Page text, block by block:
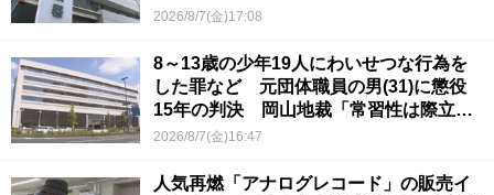
2026/8/7(金)17:08
8～13歳の少年19人にわいせつな行為を
した罪など 元団体職員の男(31)に懲役
15年の判決 岡山地裁「常習性は際立っ
ていて被害結果も非常に重い」
2026/8/7(金)16:47
人気再燃「アナログレコード」の販売イ